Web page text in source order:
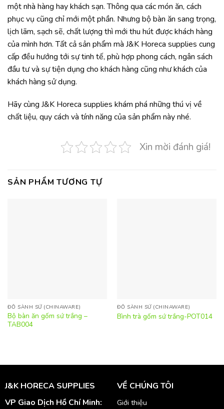
một nhà hàng hay khách sạn. Thông qua các món ăn, cách
phục vụ cũng chỉ mới một phần. Nhưng bộ bàn ăn sang trọng,
lịch lãm, sạch sẽ, chất lượng thì mới thu hút được khách hàng
của mình hơn. Tất cả sản phẩm mà J&K Horeca supplies cung
cấp đều hướng tới sự tinh tế, phù hợp phong cách, ngân sách
đầu tư và sự tiện dụng cho khách hàng cũng như khách của
khách hàng sử dụng.
Hãy cùng J&K Horeca supplies khám phá những thú vị về
chất liệu, quy cách và tính năng của sản phẩm này nhé.
Xin mời đánh giá!
SẢN PHẨM TƯƠNG TỰ
ĐỒ SÀNH SỨ (CHINAWARE)
Bộ bàn ăn gốm sứ trắng –
TAB004
ĐỒ SÀNH SỨ (CHINAWARE)
Bình trà gốm sứ trắng-POT014
J&K HORECA SUPPLIES
VP Giao Dịch Hồ Chí Minh:
VỀ CHÚNG TÔI
Giới thiệu